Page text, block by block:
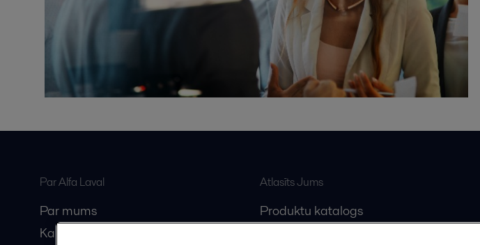
Par Alfa Laval
Par mums
Karjera
Atlasīts Jums
Produktu katalogs